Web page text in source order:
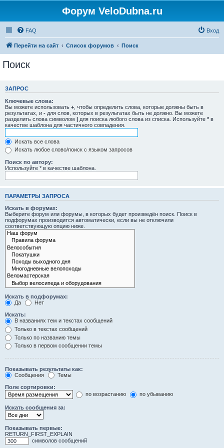
Форум VeloDubna.ru
FAQ Вход
Перейти на сайт Список форумов Поиск
Поиск
ЗАПРОС
Ключевые слова:
Вы можете использовать + , чтобы определить слова, которые должны быть в
результатах, и - для слов, которых в результатах быть не должно. Вы можете
разделить слова символом | для поиска любого слова из списка. Используйте * в
качестве шаблона для частичного совпадения.
Искать все слова
Искать любое слово/поиск с языком запросов
Поиск по автору:
Используйте * в качестве шаблона.
ПАРАМЕТРЫ ЗАПРОСА
Искать в форумах:
Выберите форум или форумы, в которых будет произведён поиск. Поиск в
подфорумах производится автоматически, если вы не отключили
соответствующую опцию ниже.
Искать в подфорумах:
Да
Нет
Искать:
В названиях тем и текстах сообщений
Только в текстах сообщений
Только по названию темы
Только в первом сообщении темы
Показывать результаты как:
Сообщения
Темы
Поле сортировки:
по возрастанию
по убыванию
Искать сообщения за:
Показывать первые:
RETURN_FIRST_EXPLAIN
символов сообщений